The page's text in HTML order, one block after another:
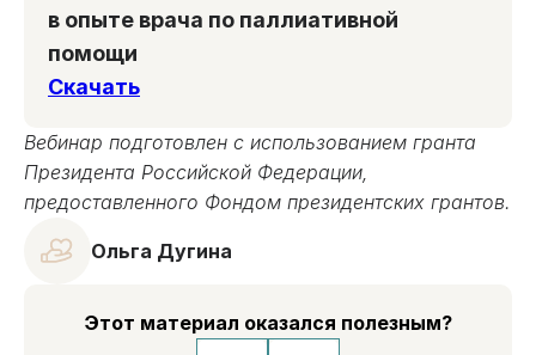
в опыте врача по паллиативной
помощи
Скачать
Вебинар подготовлен с использованием гранта
Президента Российской Федерации,
предоставленного Фондом президентских грантов.
Ольга Дугина
Этот материал оказался полезным?